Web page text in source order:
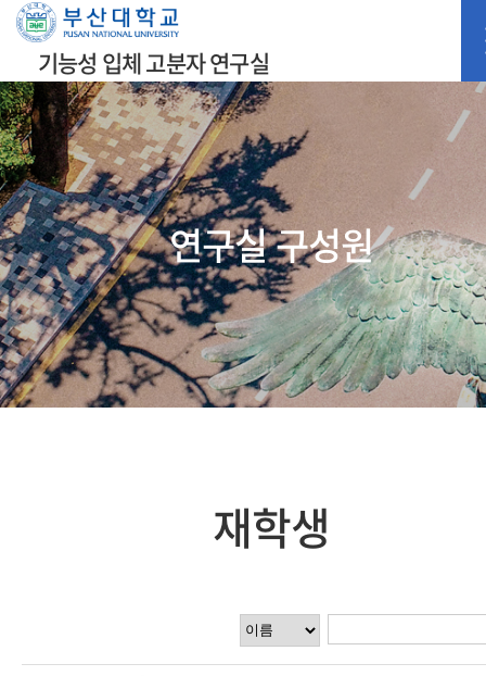
기능성 입체 고분자 연구실
연구실 구성원
재학생